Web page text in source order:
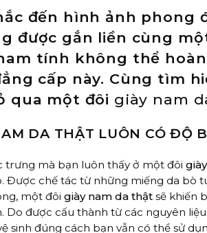
đến hình ảnh phong
được gắn liền cùng
tính không thể
cấp này. Cùng tìm
qua một đôi giày nam
DA THẬT LUÔN CÓ ĐỘ
trưng mà bạn luôn thấy ở một đôi
Được chế tác từ những miếng da bò
một đôi giày nam da thật sẽ khiến
Do được cấu thành từ các nguyên
sinh đúng cách bạn vẫn có thể sử